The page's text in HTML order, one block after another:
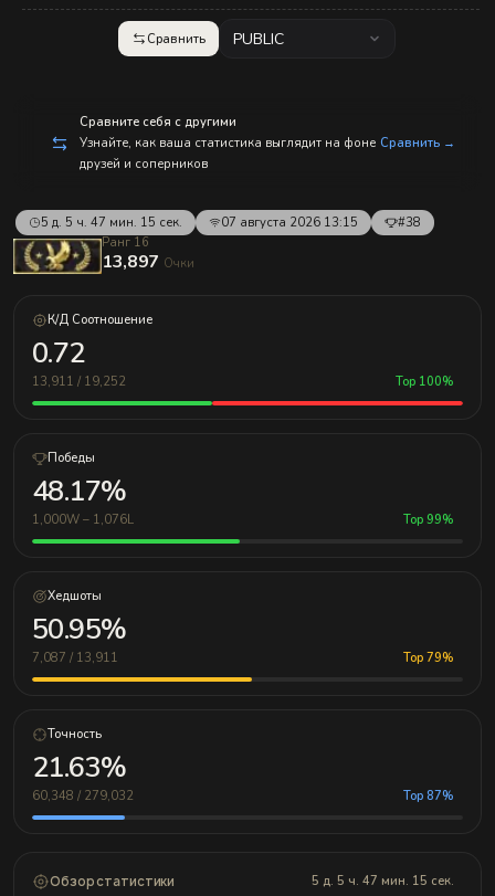
Сравнить PUBLIC
Сравните себя с другими
Узнайте, как ваша статистика выглядит на фоне
друзей и соперников
Сравнить →
5 д. 5 ч. 47 мин. 15 сек. 07 августа 2026 13:15
#38
Ранг 16
13,897 Очки
К/Д Соотношение
0.72
13,911 / 19,252 Top 100%
Победы
48.17%
1,000W – 1,076L Top 99%
Хедшоты
50.95%
7,087 / 13,911 Top 79%
Точность
21.63%
60,348 / 279,032 Top 87%
Обзор статистики 5 д. 5 ч. 47 мин. 15 сек.
с